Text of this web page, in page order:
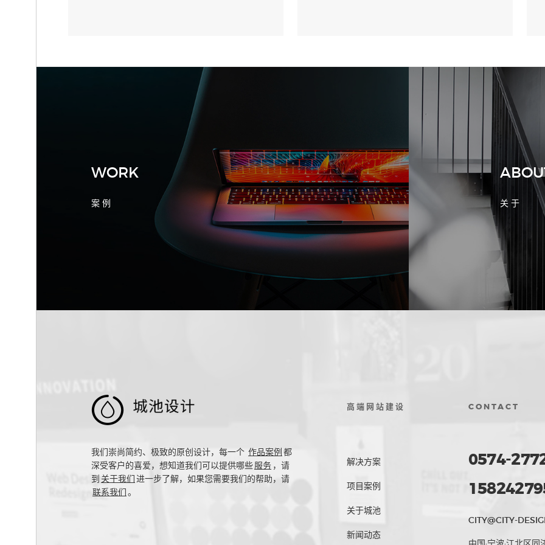
宁波制造业网站建设公司怎么选？先看
WORK
案 例 关 于

我们崇尚简约、极致的原创设计，每一个 作品案例 都
深受客户的喜爱，想知道我们可以提供哪些 服务 ，请
到 关于我们 进一步了解，如果您需要我们的帮助，请
联系我们 。
高端网站建设
解决方案
项目案例
关于城池
新闻动态
CONTACT
0574-
CITY@CITY-